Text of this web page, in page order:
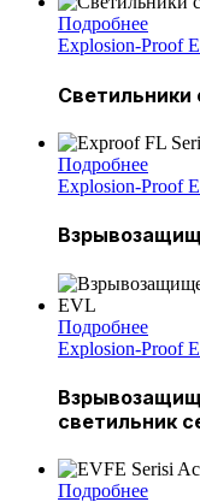
Подробнее
Explosion-Proof
Светильники
Подробнее
Explosion-Proof
Подробнее
Explosion-Proof
светильник
Подробнее